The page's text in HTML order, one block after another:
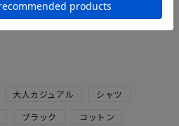
大人カジュアル
シャツ
ブラック
コットン